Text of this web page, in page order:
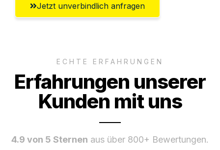
Jetzt unverbindlich anfragen
ECHTE ERFAHRUNGEN
Erfahrungen unserer
Kunden mit uns
4.9 von 5 Sternen aus über 800+ Bewertungen.